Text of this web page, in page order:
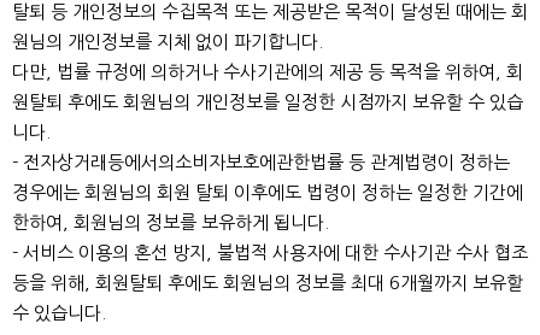
탈퇴 등 개인정보의 수집목적 또는 제공받은 목적이 달성된 때에는 회
원님의 개인정보를 지체 없이 파기합니다.
다만, 법률 규정에 의하거나 수사기관에의 제공 등 목적을 위하여, 회
원탈퇴 후에도 회원님의 개인정보를 일정한 시점까지 보유할 수 있습
니다.
- 전자상거래등에서의소비자보호에관한법률 등 관계법령이 정하는
경우에는 회원님의 회원 탈퇴 이후에도 법령이 정하는 일정한 기간에
한하여, 회원님의 정보를 보유하게 됩니다.
- 서비스 이용의 혼선 방지, 불법적 사용자에 대한 수사기관 수사 협조
등을 위해, 회원탈퇴 후에도 회원님의 정보를 최대 6개월까지 보유할
수 있습니다.